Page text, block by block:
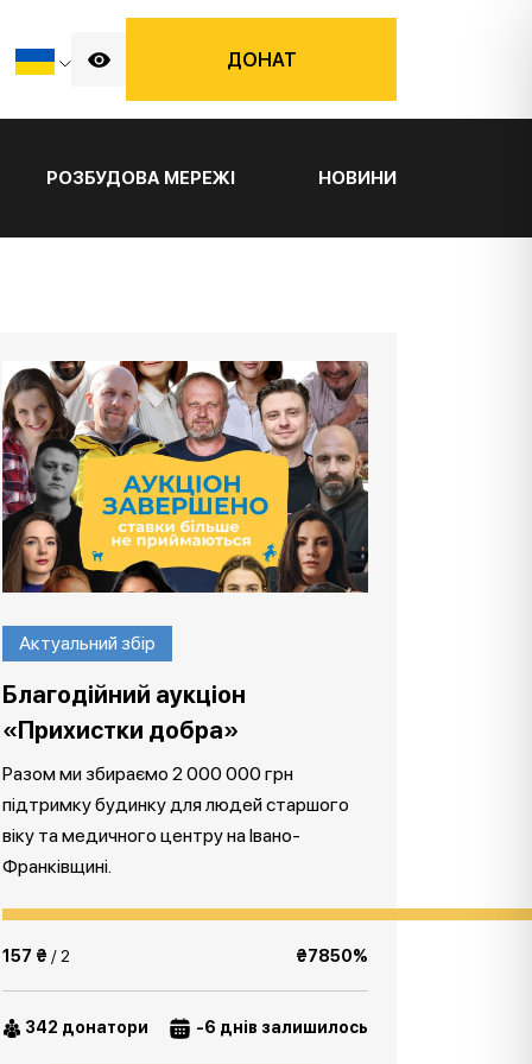
ДОНАТ
РОЗБУДОВА МЕРЕЖІ НОВИНИ
Актуальний збір
Благодійний аукціон
«Прихистки добра»
Разом ми збираємо 2 000 000 грн
підтримку будинку для людей старшого
віку та медичного центру на Івано-
Франківщині.
157 ₴ / 2 ₴7850%
342 донатори -6 днів залишилось